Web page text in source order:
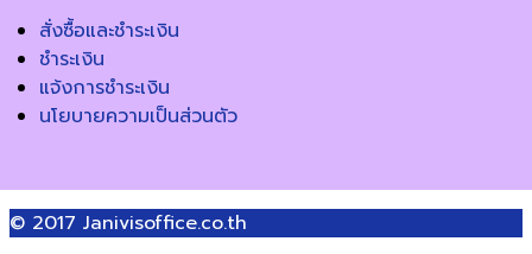
สั่งซื้อและชำระเงิน
ชำระเงิน
แจ้งการชำระเงิน
นโยบายความเป็นส่วนตัว
© 2017 Janivisoffice.co.th